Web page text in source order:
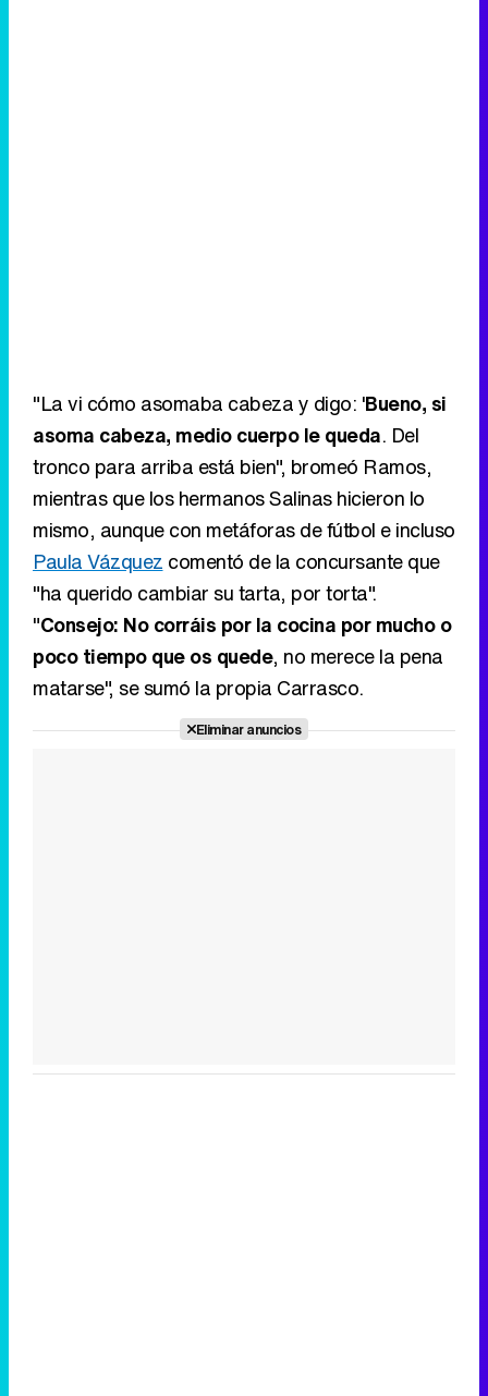
"La vi cómo asomaba cabeza y digo: 'Bueno, si
asoma cabeza, medio cuerpo le queda. Del
tronco para arriba está bien", bromeó Ramos,
mientras que los hermanos Salinas hicieron lo
mismo, aunque con metáforas de fútbol e incluso
Paula Vázquez comentó de la concursante que
"ha querido cambiar su tarta, por torta".
"Consejo: No corráis por la cocina por mucho o
poco tiempo que os quede, no merece la pena
matarse", se sumó la propia Carrasco.
Eliminar anuncios